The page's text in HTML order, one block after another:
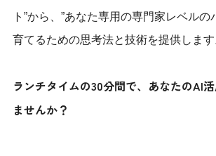
ト”から、”あなた専用の専門家レベルの
育てるための思考法と技術を提供します
ランチタイムの30分間で、あなたのAI
ませんか？